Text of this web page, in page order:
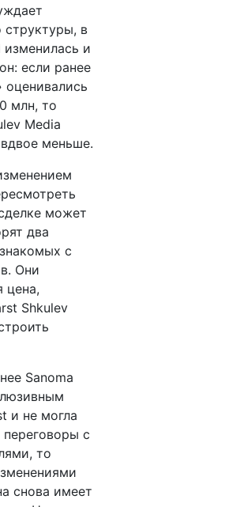
в
и
если ранее
оценивались
млн, то
Media
вдвое меньше.
может
два
с
Они
цена,
Shkulev
Sanoma
и не могла
с
то
снова имеет